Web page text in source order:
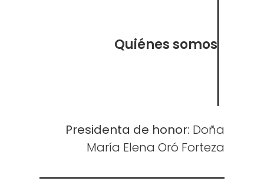
Quiénes somos
Presidenta de honor: Doña
María Elena Oró Forteza